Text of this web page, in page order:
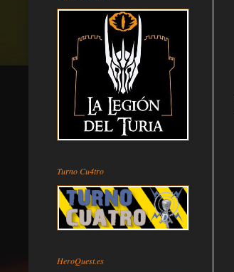
Turno Cu4tro
HeroQuest.es